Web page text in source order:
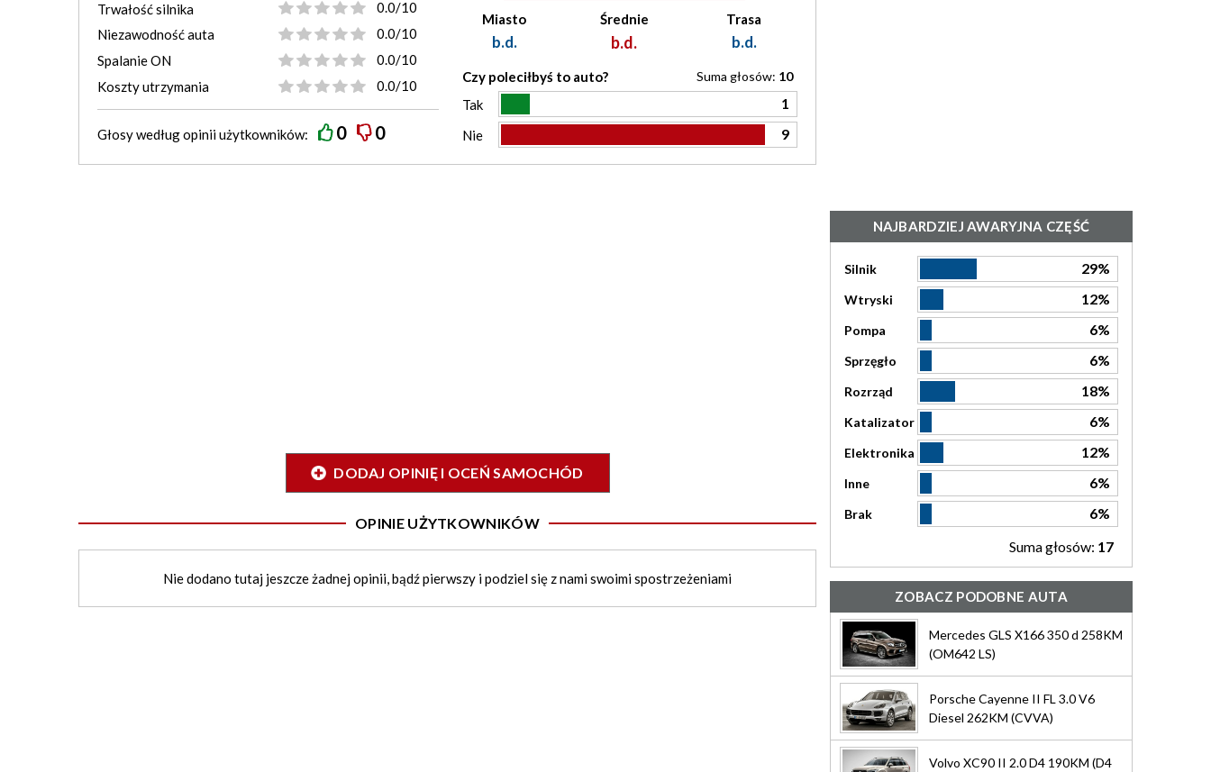
Trwałość silnika
0.0/10
Niezawodność auta
0.0/10
Spalanie ON
0.0/10
Koszty utrzymania
0.0/10
Głosy wedługopiniiużytkowników: 0 0
Miasto
b.d.
Średnie
b.d.
Trasa
b.d.
Czy poleciłbyś to auto? Suma głosów: 10
Tak 1
Nie 9
DODAJ OPINIĘ I OCEŃ SAMOCHÓD
OPINIE UŻYTKOWNIKÓW
Nie dodano tutaj jeszcze żadnej opinii, bądź pierwszy i podziel się z nami swoimi spostrzeżeniami
NAJBARDZIEJ AWARYJNA CZĘŚĆ
Silnik 29%
Wtryski 12%
Pompa 6%
Sprzęgło 6%
Rozrząd 18%
Katalizator 6%
Elektronika 12%
Inne 6%
Brak
6%
Suma głosów: 17
ZOBACZ PODOBNE AUTA
Mercedes GLS X166 350 d 258KM
(OM642 LS)
Porsche Cayenne II FL 3.0 V6
Diesel 262KM (CVVA)
Volvo XC90 II 2.0 D4 190KM (D4